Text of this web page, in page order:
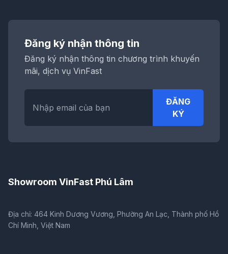
Đăng ký nhận thông tin
Đăng ký nhận thông tin chương trình khuyến
mãi, dịch vụ VinFast
ĐĂNG
KÝ
Showroom VinFast Phú Lâm
Địa chỉ: 464 Kinh Dương Vương, Phường An Lạc, Thành phố Hồ
Chí Minh, Việt Nam